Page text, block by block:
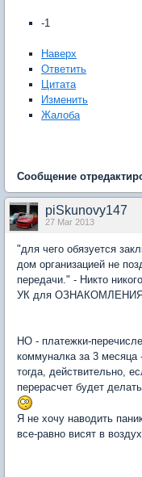
-1
Наверх
Ответить
Цитата
Изменить
Жалоба
Сообщение
piSkunovy147
27 Mar 2013
"для чего обязуется
дом организацией не
передачи." - Никто
УК для
НО - платежки-
коммуналка за 3
тогда, действительно,
перерасчет будет
Я не хочу наводить
все-равно висят в